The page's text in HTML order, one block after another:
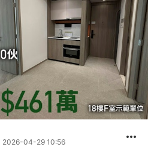
2026-04-29 10:56